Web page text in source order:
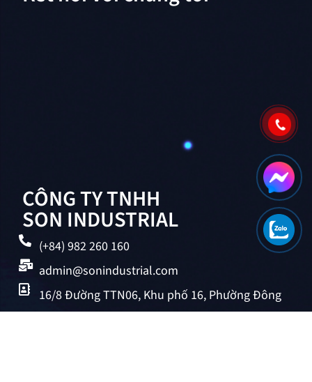
CÔNG TY TNHH
SON INDUSTRIAL
(+84) 982 260 160
admin@sonindustrial.com
16/8 Đường TTN06, Khu phố 16, Phường Đông